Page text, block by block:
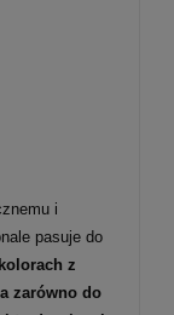
i
pasuje do
z
zarówno do